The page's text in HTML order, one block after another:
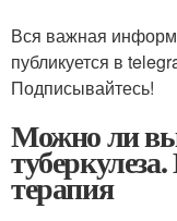
Вся важная
публикуется в
Подписывайтесь!
Можно ли
терапия